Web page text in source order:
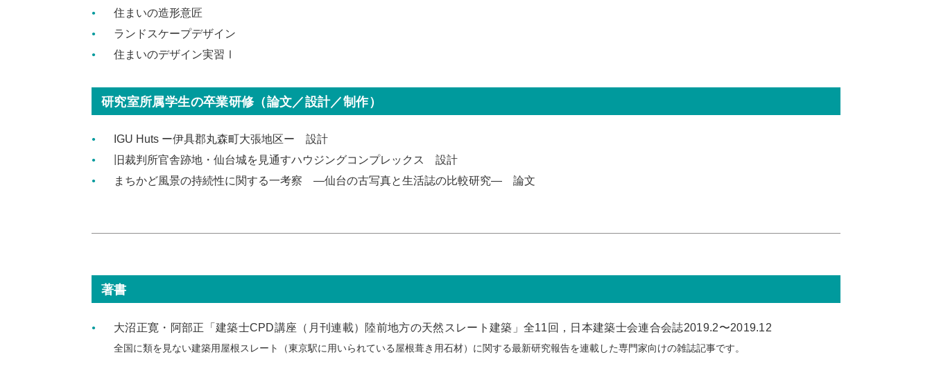
住まいの造形意匠
ランドスケープデザイン
住まいのデザイン実習Ⅰ
研究室所属学生の卒業研修（論文／設計／制作）
IGU Huts ー伊具郡丸森町大張地区ー 設計
旧裁判所官舎跡地・仙台城を見通すハウジングコンプレックス 設計
まちかど風景の持続性に関する一考察 ―仙台の古写真と生活誌の比較研究― 論文
著書
大沼正寛・阿部正「建築士CPD講座（月刊連載）陸前地方の天然スレート建築」全11回，日本建築士会連合会誌2019.2〜2019.12
全国に類を見ない建築用屋根スレート（東京駅に用いられている屋根葺き用石材）に関する最新研究報告を連載した専門家向けの雑誌記事です。